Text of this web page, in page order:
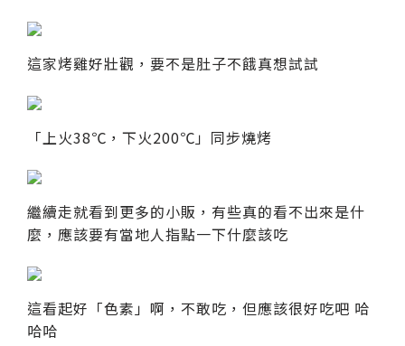
這家烤雞好壯觀，要不是肚子不餓真想試試
「上火38℃，下火200℃」同步燒烤
繼續走就看到更多的小販，有些真的看不出來是什
麼，應該要有當地人指點一下什麼該吃
這看起好「色素」啊，不敢吃，但應該很好吃吧 哈
哈哈